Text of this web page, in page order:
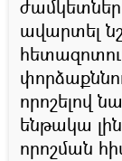
ավարտել
որոշելով
ենթակա
որոշման